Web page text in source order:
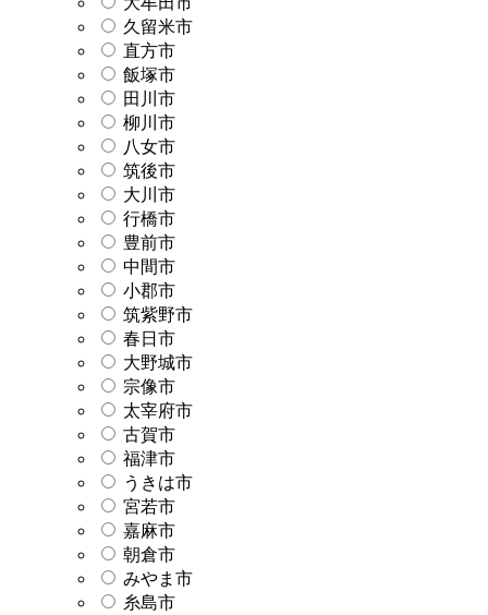
久留米市
直方市
飯塚市
田川市
柳川市
八女市
筑後市
大川市
行橋市
豊前市
中間市
小郡市
筑紫野市
春日市
大野城市
宗像市
太宰府市
古賀市
福津市
うきは市
宮若市
嘉麻市
朝倉市
みやま市
糸島市